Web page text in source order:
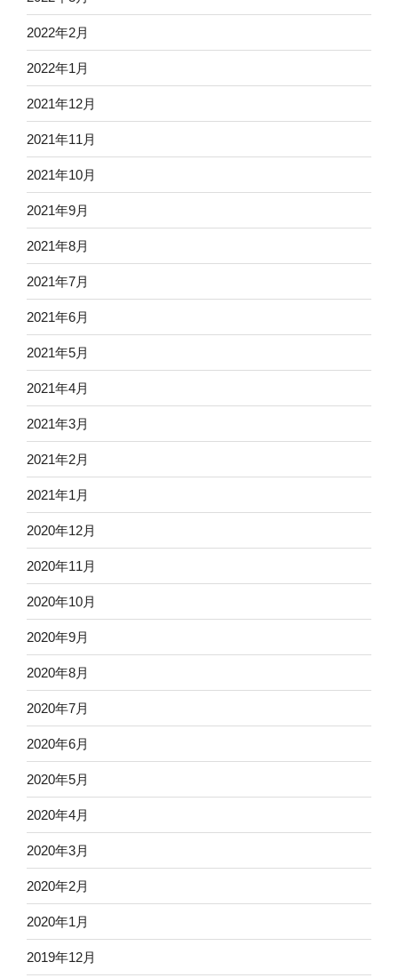
2022年2月
2022年1月
2021年12月
2021年11月
2021年10月
2021年9月
2021年8月
2021年7月
2021年6月
2021年5月
2021年4月
2021年3月
2021年2月
2021年1月
2020年12月
2020年11月
2020年10月
2020年9月
2020年8月
2020年7月
2020年6月
2020年5月
2020年4月
2020年3月
2020年2月
2020年1月
2019年12月